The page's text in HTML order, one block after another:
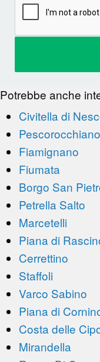
Potrebbe anche
Civitella di
Pescorocchiano
Fiamignano
Fiumata
Borgo San
Petrella Salto
Marcetelli
Piana di
Cerrettino
Staffoli
Varco Sabino
Piana di
Costa delle
Mirandella